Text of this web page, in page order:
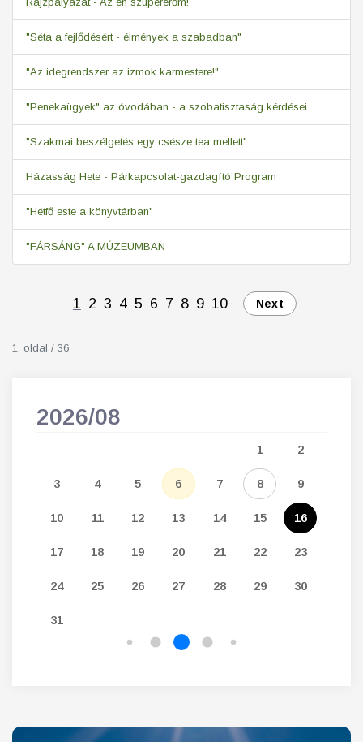
"Séta a fejlődésért - élmények a szabadban"
"Az idegrendszer az izmok karmestere!"
"Penekaügyek" az óvodában - a szobatisztaság kérdései
"Szakmai beszélgetés egy csésze tea mellett"
Házasság Hete - Párkapcsolat-gazdagító Program
"Hétfő este a könyvtárban"
"FÁRSÁNG" A MÚZEUMBAN
1 2 3 4 5 6 7 8 9 10 Next
1. oldal / 36
2026/08
1 2
3 4 5 6 7 8 9
10 11 12 13 14 15 16
17 18 19 20 21 22 23
24 25 26 27 28 29 30
31